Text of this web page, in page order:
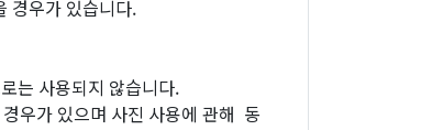
경우가 있습니다.
는 사용되지 않습니다.
우가 있으며 사진 사용에 관해 동